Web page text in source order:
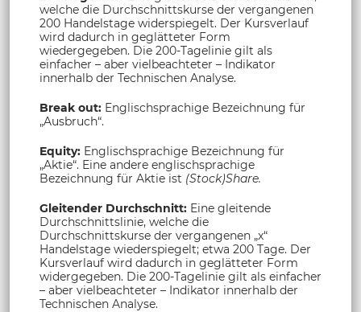
welche die Durchschnittskurse der vergangenen
200 Handelstage widerspiegelt. Der Kursverlauf
wird dadurch in geglätteter Form
wiedergegeben. Die 200-Tagelinie gilt als
einfacher – aber vielbeachteter – Indikator
innerhalb der Technischen Analyse.
Break out: Englischsprachige Bezeichnung für
„Ausbruch“.
Equity: Englischsprachige Bezeichnung für
„Aktie“. Eine andere englischsprachige
Bezeichnung für Aktie ist (Stock)Share.
Gleitender Durchschnitt: Eine gleitende
Durchschnittslinie, welche die
Durchschnittskurse der vergangenen „x“
Handelstage wiederspiegelt; etwa 200 Tage. Der
Kursverlauf wird dadurch in geglätteter Form
widergegeben. Die 200-Tagelinie gilt als einfacher
– aber vielbeachteter – Indikator innerhalb der
Technischen Analyse.